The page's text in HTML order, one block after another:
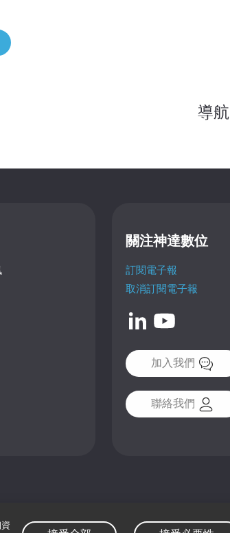
導航
關注神達數位
訂閱電子報
取消訂閱電子報
加入我們
聯絡我們